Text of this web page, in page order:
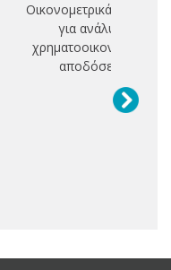
Οικονομετρικά μοντέλα
για ανάλυση
χρηματοοικονομικών
αποδόσεων